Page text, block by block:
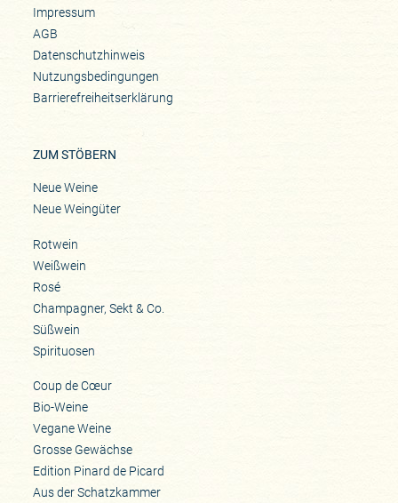
Impressum
AGB
Datenschutzhinweis
Nutzungsbedingungen
Barrierefreiheitserklärung
ZUM STÖBERN
Neue Weine
Neue Weingüter
Rotwein
Weißwein
Rosé
Champagner, Sekt & Co.
Süßwein
Spirituosen
Coup de Cœur
Bio-Weine
Vegane Weine
Grosse Gewächse
Edition Pinard de Picard
Aus der Schatzkammer